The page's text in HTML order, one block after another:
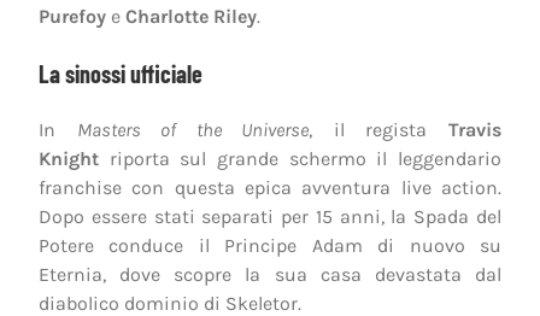
Purefoy e Charlotte Riley.
La sinossi ufficiale
In Masters of the Universe, il registaTravis
Knight riporta sul grande schermo il leggendario
franchise con questa epica avventura live action.
Dopo essere stati separati per 15 anni, la Spada del
Potere conduce il Principe Adam di nuovo su
Eternia, dove scopre la sua casa devastata dal
diabolico dominio di Skeletor.